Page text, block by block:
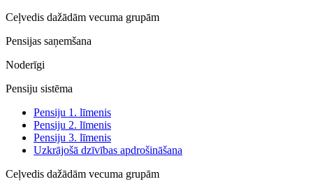
Ceļvedis dažādām vecuma grupām
Pensijas saņemšana
Noderīgi
Pensiju sistēma
Pensiju 1. līmenis
Pensiju 2. līmenis
Pensiju 3. līmenis
Uzkrājošā dzīvības apdrošināšana
Ceļvedis dažādām vecuma grupām